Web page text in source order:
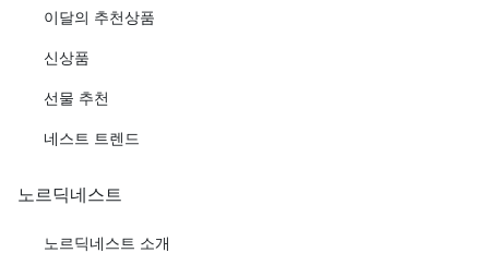
이달의 추천상품
신상품
선물 추천
네스트 트렌드
노르딕네스트
노르딕네스트 소개